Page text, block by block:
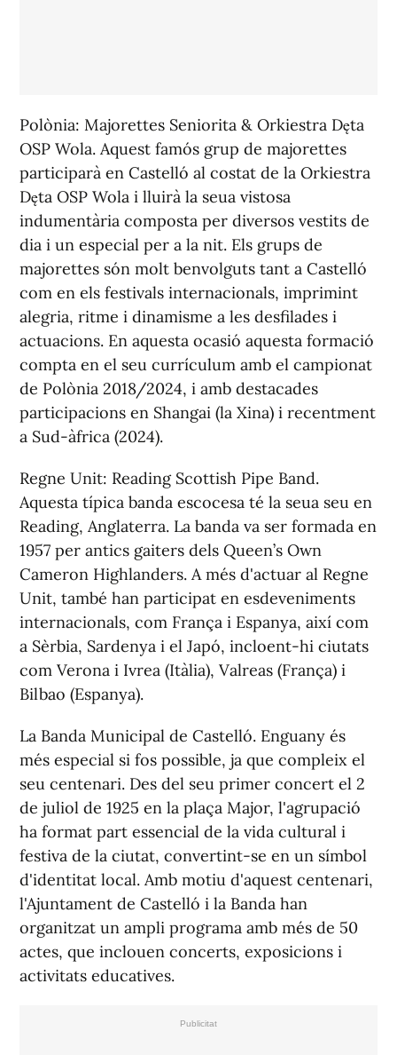
Polònia: Majorettes Seniorita & Orkiestra Dęta
OSP Wola. Aquest famós grup de majorettes
participarà en Castelló al costat de la Orkiestra
Dęta OSP Wola i lluirà la seua vistosa
indumentària composta per diversos vestits de
dia i un especial per a la nit. Els grups de
majorettes són molt benvolguts tant a Castelló
com en els festivals internacionals, imprimint
alegria, ritme i dinamisme a les desfilades i
actuacions. En aquesta ocasió aquesta formació
compta en el seu currículum amb el campionat
de Polònia 2018/2024, i amb destacades
participacions en Shangai (la Xina) i recentment
a Sud-àfrica (2024).
Regne Unit: Reading Scottish Pipe Band.
Aquesta típica banda escocesa té la seua seu en
Reading, Anglaterra. La banda va ser formada en
1957 per antics gaiters dels Queen’s Own
Cameron Highlanders. A més d'actuar al Regne
Unit, també han participat en esdeveniments
internacionals, com França i Espanya, així com
a Sèrbia, Sardenya i el Japó, incloent-hi ciutats
com Verona i Ivrea (Itàlia), Valreas (França) i
Bilbao (Espanya).
La Banda Municipal de Castelló. Enguany és
més especial si fos possible, ja que compleix el
seu centenari. Des del seu primer concert el 2
de juliol de 1925 en la plaça Major, l'agrupació
ha format part essencial de la vida cultural i
festiva de la ciutat, convertint-se en un símbol
d'identitat local. Amb motiu d'aquest centenari,
l'Ajuntament de Castelló i la Banda han
organitzat un ampli programa amb més de 50
actes, que inclouen concerts, exposicions i
activitats educatives.